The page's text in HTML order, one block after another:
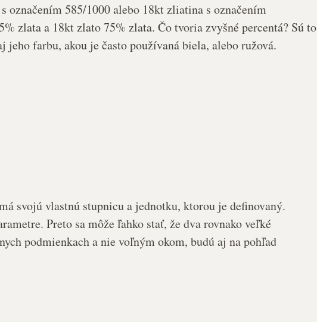
585/1000 alebo 18kt zliatina s označením
zlata a 18kt zlato 75% zlata. Čo tvoria zvyšné percentá? Sú to
farbu, akou je často používaná biela, alebo ružová.
svojú vlastnú stupnicu a jednotku, ktorou je definovaný.
Preto sa môže ľahko stať, že dva rovnako veľké
podmienkach a nie voľným okom, budú aj na pohľad